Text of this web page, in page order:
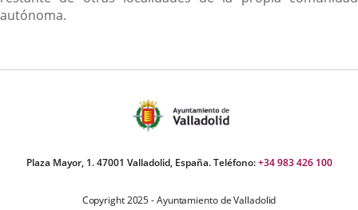
autónoma.
Plaza Mayor, 1. 47001 Valladolid, España. Teléfono:+34 983 426 100
Copyright 2025 - Ayuntamiento de Valladolid